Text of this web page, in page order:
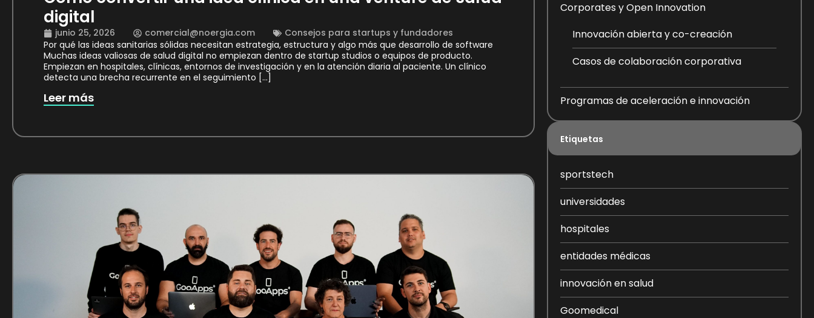
digital
junio 25, 2026 comercial@noergia.com
Consejos para startups y fundadores
Por qué las ideas sanitarias sólidas necesitan estrategia, estructura y algo más que desarrollo de software
Muchas ideas valiosas de salud digital no empiezan dentro de startup studios o equipos de producto.
Empiezan en hospitales, clínicas, entornos de investigación y en la atención diaria al paciente. Un clínico
detecta una brecha recurrente en el seguimiento […]
Leer más
Corporates y Open Innovation
Innovación abierta y co-creación
Casos de colaboración corporativa
Programas de aceleración e innovación
Etiquetas
sportstech
universidades
hospitales
entidades médicas
innovación en salud
Goomedical